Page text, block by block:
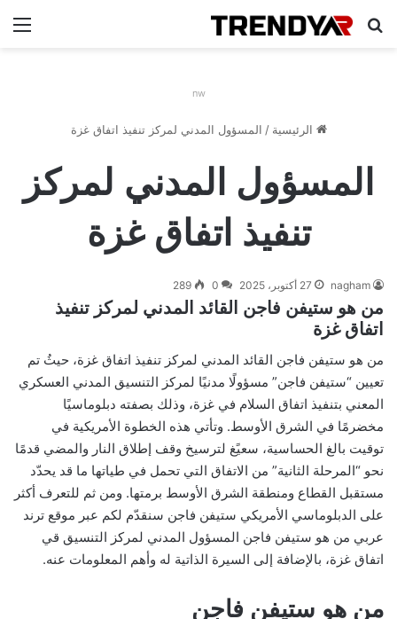
بحث عن
nw
الرئيسية / المسؤول المدني لمركز تنفيذ اتفاق غزة
المسؤول المدني لمركز
تنفيذ اتفاق غزة
nagham 27 أكتوبر، 2025 0
289
من هو ستيفن فاجن القائد المدني لمركز تنفيذ
اتفاق غزة
من هو ستيفن فاجن القائد المدني لمركز تنفيذ اتفاق غزة، حيثُ تم
تعيين “ستيفن فاجن” مسؤولًا مدنيًا لمركز التنسيق المدني العسكري
المعني بتنفيذ اتفاق السلام في غزة، وذلك بصفته دبلوماسيًا
مخضرمًا في الشرق الأوسط. وتأتي هذه الخطوة الأمريكية في
توقيت بالغ الحساسية، سعيًغ لترسيخ وقف إطلاق النار والمضي قدمًا
نحو “المرحلة الثانية” من الاتفاق التي تحمل في طياتها ما قد يحدّد
مستقبل القطاع ومنطقة الشرق الأوسط برمتها. ومن ثم للتعرف أكثر
على الدبلوماسي الأمريكي ستيفن فاجن سنقدّم لكم عبر موقع ترند
عربي من هو ستيفن فاجن المسؤول المدني لمركز التنسيق قي
اتفاق غزة، بالإضافة إلى السيرة الذاتية له وأهم المعلومات عنه.
من هو ستيفن فاجن